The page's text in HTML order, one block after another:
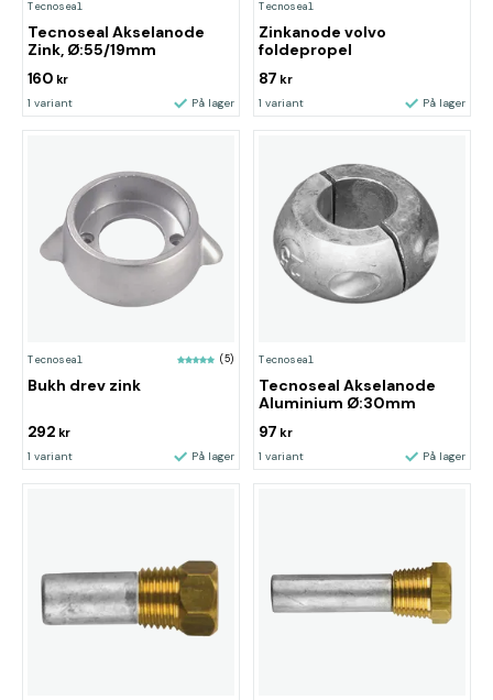
Tecnoseal
Tecnoseal Akselanode
Zink, Ø:55/19mm
160 kr
1 variant På lager
Tecnoseal
Zinkanode volvo
foldepropel
87 kr
1 variant På lager
Tecnoseal (5)
Bukh drev zink
292 kr
1 variant På lager
Tecnoseal
Tecnoseal Akselanode
Aluminium Ø:30mm
97 kr
1 variant På lager